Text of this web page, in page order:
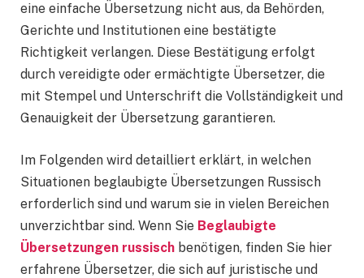
eine einfache Übersetzung nicht aus, da Behörden,
Gerichte und Institutionen eine bestätigte
Richtigkeit verlangen. Diese Bestätigung erfolgt
durch vereidigte oder ermächtigte Übersetzer, die
mit Stempel und Unterschrift die Vollständigkeit und
Genauigkeit der Übersetzung garantieren.
Im Folgenden wird detailliert erklärt, in welchen
Situationen beglaubigte Übersetzungen Russisch
erforderlich sind und warum sie in vielen Bereichen
unverzichtbar sind. Wenn Sie Beglaubigte
Übersetzungen russisch benötigen, finden Sie hier
erfahrene Übersetzer, die sich auf juristische und